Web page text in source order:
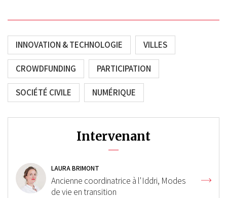
INNOVATION & TECHNOLOGIE VILLES
CROWDFUNDING PARTICIPATION
SOCIÉTÉ CIVILE NUMÉRIQUE
Intervenant
LAURA BRIMONT
Ancienne coordinatrice à l'Iddri, Modes
de vie en transition